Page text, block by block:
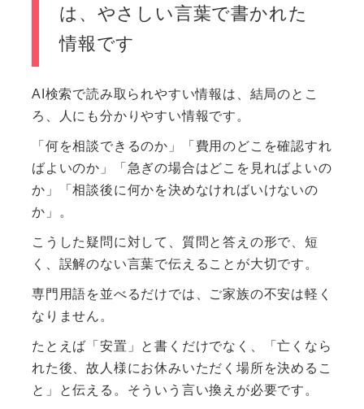
は、やさしい言葉で書かれた
情報です
AI検索で読み取られやすい情報は、結局のとこ
ろ、人にも分かりやすい情報です。
「何を相談できるのか」「費用のどこを確認すれ
ばよいのか」「急ぎの場合はどこを見ればよいの
か」「相談後に何かを決めなければいけないの
か」。
こうした疑問に対して、質問と答えの形で、短
く、誤解のない言葉で伝えることが大切です。
専門用語を並べるだけでは、ご家族の不安は軽く
なりません。
たとえば「安置」と書くだけでなく、「亡くなら
れた後、故人様にお休みいただく場所を決めるこ
と」と伝える。そういう言い換えが必要です。